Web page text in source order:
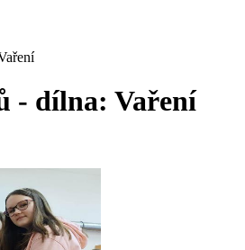
- dílna: Vaření